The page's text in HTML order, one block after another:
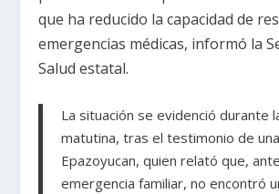
que ha reducido la capacidad de
emergencias médicas, informó la
Salud estatal.
La situación se evidenció durante
matutina, tras el testimonio de
Epazoyucan, quien relató que,
emergencia familiar, no encontró